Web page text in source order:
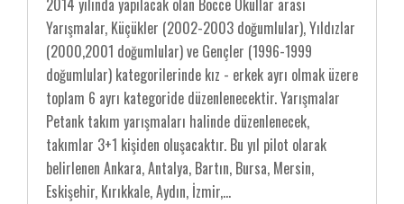
2014 yılında yapılacak olan Bocce Okullar arası
Yarışmalar, Küçükler (2002-2003 doğumlular), Yıldızlar
(2000,2001 doğumlular) ve Gençler (1996-1999
doğumlular) kategorilerinde kız - erkek ayrı olmak üzere
toplam 6 ayrı kategoride düzenlenecektir. Yarışmalar
Petank takım yarışmaları halinde düzenlenecek,
takımlar 3+1 kişiden oluşacaktır. Bu yıl pilot olarak
belirlenen Ankara, Antalya, Bartın, Bursa, Mersin,
Eskişehir, Kırıkkale, Aydın, İzmir,...